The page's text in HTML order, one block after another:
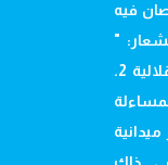
فيه
"
من التوثيق إلى العدالة قيم سام :- 1. الاستقلالية 2.
4. العدالة للضحايا 5. المساءلة